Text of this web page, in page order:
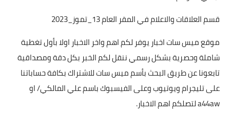
قسم العلاقات والاعلام في المقر العام 13_تموز_2023
موقع ميس سات اخبار يوفر لكم اهم واخر الاخبار اولا بأول تغطية
شاملة وحصرية بشكل رسمي ننقل لكم الخبر بكل دقة ومصداقية
تابعونا عن طريق البحث بأسم ميس سات للاشتراك بكافة حساباتنا
على تليجرام ويوتيوب وعلى الفيسبوك باسم علي المالكي/ او
a44aw لتصلكم اهم الاخبار.